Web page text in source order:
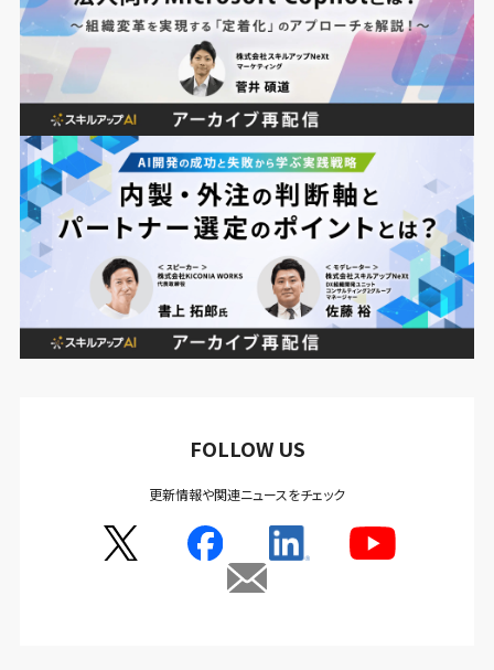
FOLLOW US
更新情報や関連ニュースをチェック